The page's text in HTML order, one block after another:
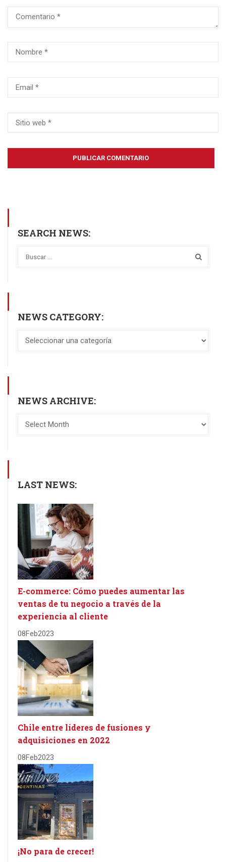
SEARCH NEWS:
NEWS CATEGORY:
NEWS ARCHIVE:
LAST NEWS:
E-commerce: Cómo puedes aumentar las
ventas de tu negocio a través de la
experiencia al cliente
08Feb2023
Chile entre líderes de fusiones y
adquisiciones en 2022
08Feb2023
¡No para de crecer!